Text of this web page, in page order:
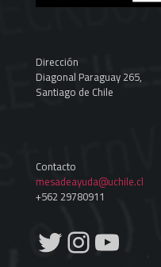
Dirección
Diagonal Paraguay 265,
Santiago de Chile
Contacto
mesadeayuda@uchile.cl
+562 29780911
Twitter
Instagram